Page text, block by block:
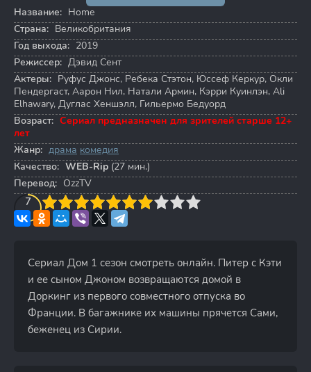
Название: Home
Страна: Великобритания
Год выхода: 2019
Режиссер: Дэвид Сент
Актеры: Руфус Джонс, Ребека Стэтон, Юссеф Керкур, Окли
Пендергаст, Аарон Нил, Натали Армин, Кэрри Куинлэн, Ali
Elhawary, Дуглас Хеншэлл, Гильермо Бедуорд
Возраст: Сериал предназначен для зрителей старше 12+
лет
Жанр: драма комедия
Качество: WEB-Rip (27 мин.)
Перевод: OzzTV
7
4 5 6 7 8 9 10
Сериал Дом 1 сезон смотреть онлайн. Питер с Кэти
и ее сыном Джоном возвращаются домой в
Доркинг из первого совместного отпуска во
Франции. В багажнике их машины прячется Сами,
беженец из Сирии.